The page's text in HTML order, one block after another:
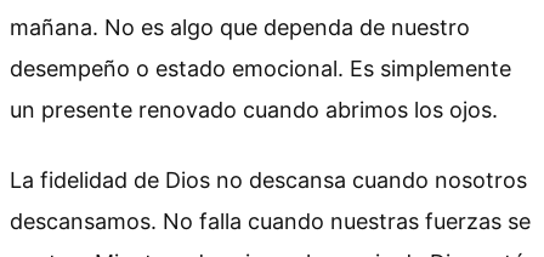
mañana. No es algo que dependa de nuestro
desempeño o estado emocional. Es simplemente
un presente renovado cuando abrimos los ojos.
La fidelidad de Dios no descansa cuando nosotros
descansamos. No falla cuando nuestras fuerzas se